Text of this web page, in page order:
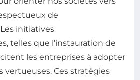
de
initiatives
telles que l’instauration de
les entreprises à adopter
vertueuses. Ces stratégies